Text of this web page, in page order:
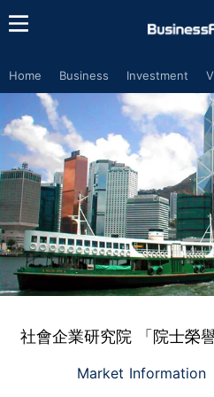
Home Business Investment
社會企業研究院 「院士榮
Market Information